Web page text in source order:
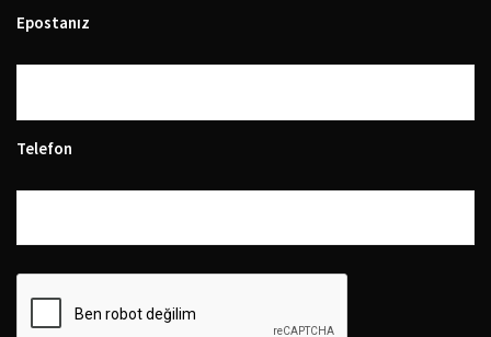
Epostanız
Telefon